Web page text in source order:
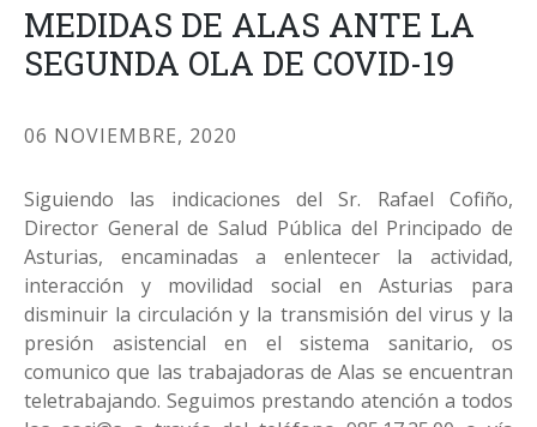
MEDIDAS DE ALAS ANTE LA
SEGUNDA OLA DE COVID-19
06 NOVIEMBRE, 2020
Siguiendo las indicaciones del Sr. Rafael Cofiño,
Director General de Salud Pública del Principado de
Asturias, encaminadas a enlentecer la actividad,
interacción y movilidad social en Asturias para
disminuir la circulación y la transmisión del virus y la
presión asistencial en el sistema sanitario, os
comunico que las trabajadoras de Alas se encuentran
teletrabajando. Seguimos prestando atención a todos